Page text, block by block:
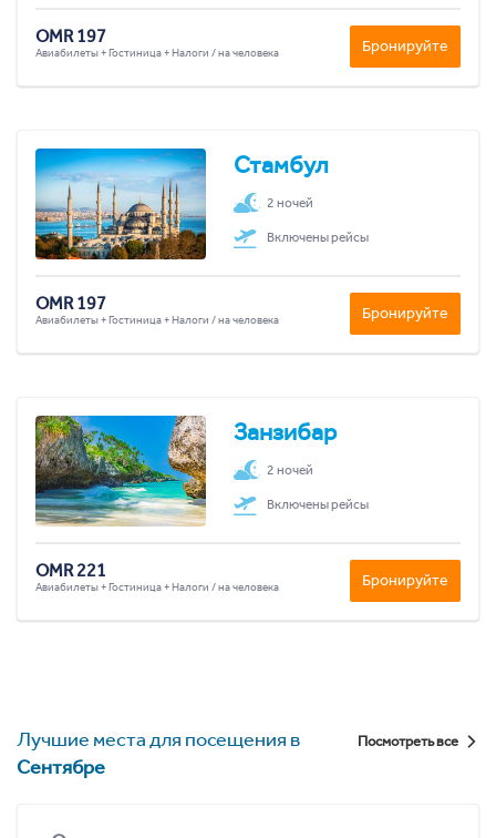
OMR 197
Авиабилеты + Гостиница + Налоги / на человека Бронируйте
Стамбул
2 ночей
Включены рейсы
OMR 197
Авиабилеты + Гостиница + Налоги / на человека Бронируйте
Занзибар
2 ночей
Включены рейсы
OMR 221
Авиабилеты + Гостиница + Налоги / на человека Бронируйте
Лучшие места для посещения в
Сентябре
Посмотреть все